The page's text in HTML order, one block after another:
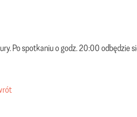
Po spotkaniu o godz. 20:00 odbędzie